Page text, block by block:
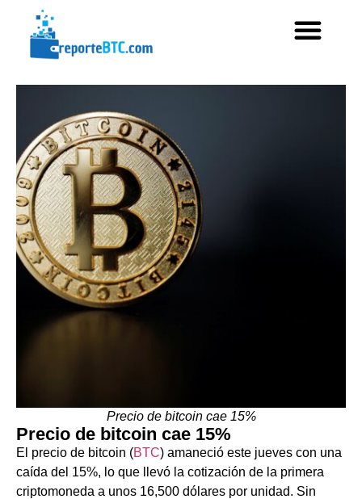
Precio de bitcoin cae 15%
Precio de bitcoin cae 15%
El precio de bitcoin (BTC) amaneció este jueves con una
caída del 15%, lo que llevó la cotización de la primera
criptomoneda a unos 16,500 dólares por unidad. Sin